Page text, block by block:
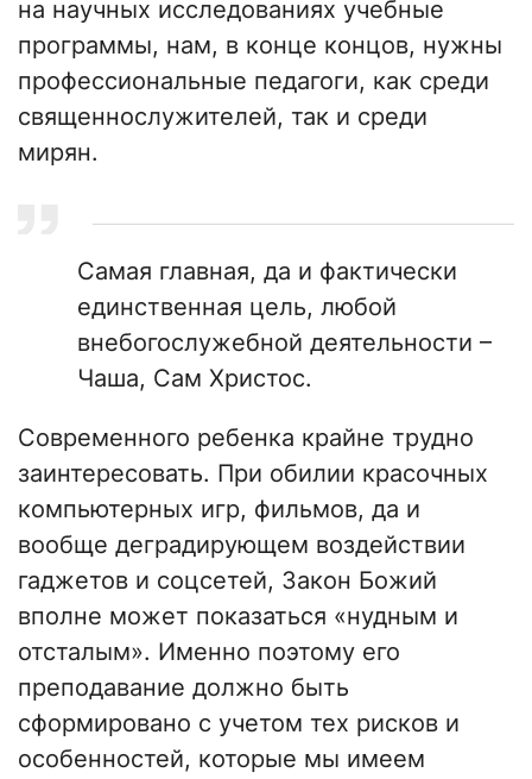
на научных исследованиях учебные
программы, нам, в конце концов, нужны
профессиональные педагоги, как среди
священнослужителей, так и среди
мирян.
Самая главная, да и фактически
единственная цель, любой
внебогослужебной деятельности –
Чаша, Сам Христос.
Современного ребенка крайне трудно
заинтересовать. При обилии красочных
компьютерных игр, фильмов, да и
вообще деградирующем воздействии
гаджетов и соцсетей, Закон Божий
вполне может показаться «нудным и
отсталым». Именно поэтому его
преподавание должно быть
сформировано с учетом тех рисков и
особенностей, которые мы имеем